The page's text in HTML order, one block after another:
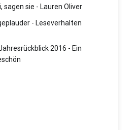
sagen sie - Lauren Oliver
- Leseverhalten
2016 - Ein